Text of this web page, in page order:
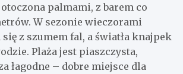
palmami, z barem co
W sezonie wieczorami
z szumem fal, a światła knajpek
Plaża jest piaszczysta,
łagodne – dobre miejsce dla